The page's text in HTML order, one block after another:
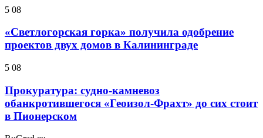
5 08
«Светлогорская горка» получила одобрение
проектов двух домов в Калининграде
5 08
Прокуратура: судно-камневоз
обанкротившегося «Геоизол-Фрахт» до сих стоит
в Пионерском